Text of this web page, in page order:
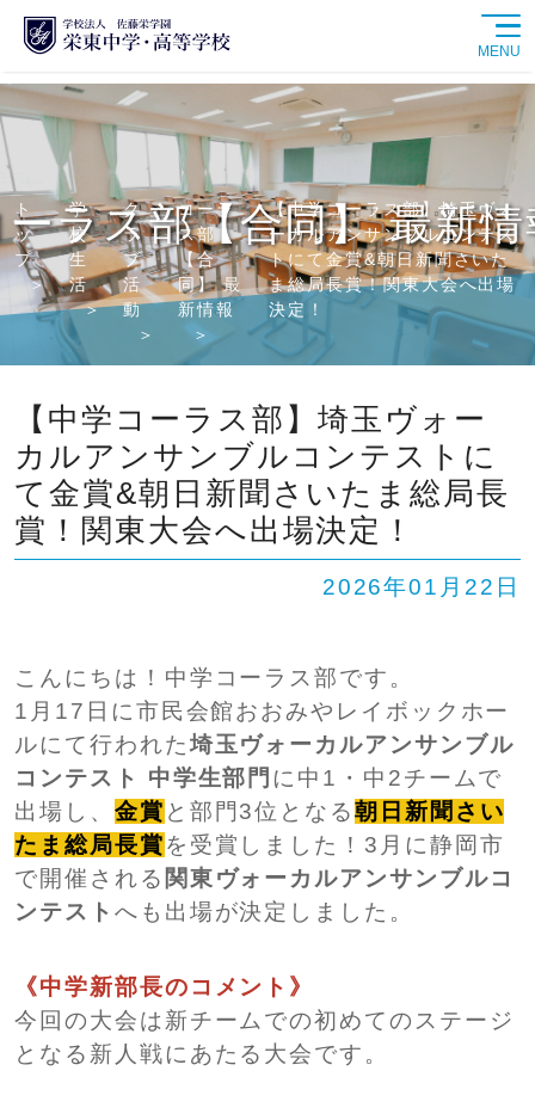
MENU
交通案内
高校問い合わせ
学校紹介
中学校
高等学校
学校生活
進路情報
入試情報
ーラス部【合同】 最新情
ト
ッ
プ
学
校
生
活
ク
ラ
ブ
活
動
コーラ
ス部
【合
同】 最
新情報
【中学コーラス部】埼玉ヴォ
ーカルアンサンブルコンテス
トにて金賞&朝日新聞さいた
ま総局長賞！関東大会へ出場
決定！
【中学コーラス部】埼玉ヴォー
カルアンサンブルコンテストに
て金賞&朝日新聞さいたま総局長
賞！関東大会へ出場決定！
2026年01月22日
こんにちは！中学コーラス部です。
1月17日に市民会館おおみやレイボックホー
ルにて行われた埼玉ヴォーカルアンサンブル
コンテスト 中学生部門 に中1・中2チームで
出場し、 金賞 と部門3位となる朝日新聞さい
たま総局長賞を受賞しました！3月に静岡市
で開催される 関東ヴォーカルアンサンブルコ
ンテスト へも出場が決定しました。
《中学新部長のコメント》
今回の大会は新チームでの初めてのステージ
となる新人戦にあたる大会です。